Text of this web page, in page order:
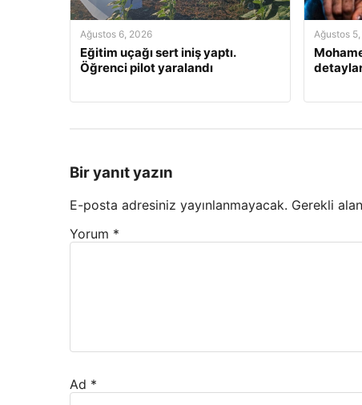
Ağustos 6, 2026
Eğitim uçağı sert iniş yaptı.
Öğrenci pilot yaralandı
Ağustos
Bir yanıt yazın
E-posta adresiniz yayınlanmayacak. Gerekli
Yorum *
Ad *